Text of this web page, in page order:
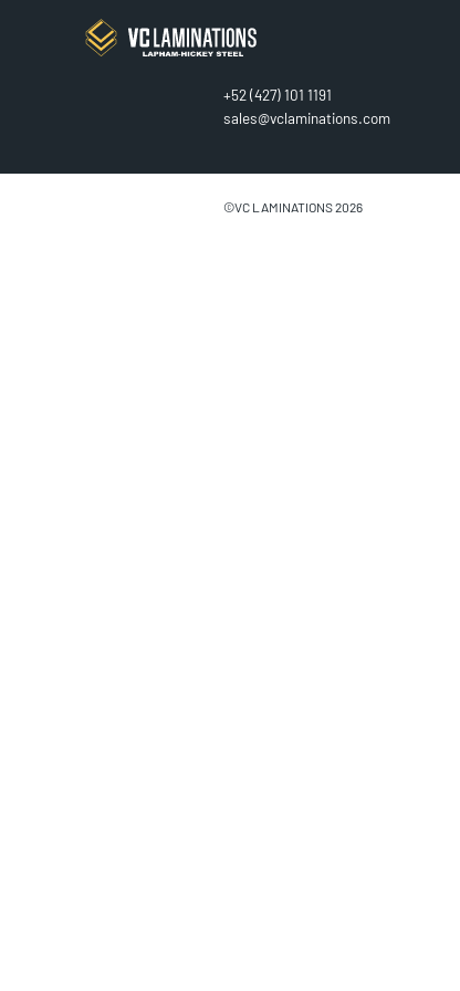
CONTACT
+52 (427) 101 1191
sales@vclaminations.com
©VC LAMINATIONS 2026